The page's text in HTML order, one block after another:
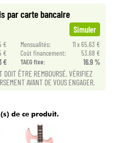
par carte bancaire
Simuler
€ Mensualités:
11 x 65.63 €
€ Coût financement:
53.68 €
€ TAEG fixe: 16.9 %
DOIT ÊTRE REMBOURSÉ. VÉRIFIEZ
AVANT DE VOUS ENGAGER.
de ce produit.